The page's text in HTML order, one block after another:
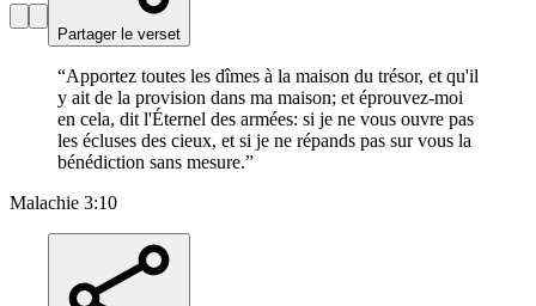
Partager le verset
“Apportez toutes les dîmes à la maison du trésor, et qu'il
y ait de la provision dans ma maison; et éprouvez-moi
en cela, dit l'Éternel des armées: si je ne vous ouvre pas
les écluses des cieux, et si je ne répands pas sur vous la
bénédiction sans mesure.”
Malachie 3:10